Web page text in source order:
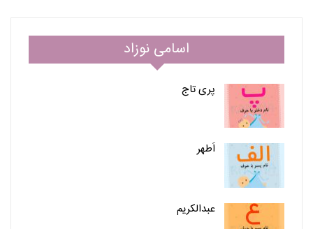
اسامی نوزاد
پری تاج
اَطهر
عبدالکریم